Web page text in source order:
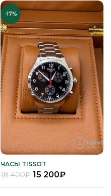
-17%
ЧАСЫ TISSOT
18 400₽ 15 200₽